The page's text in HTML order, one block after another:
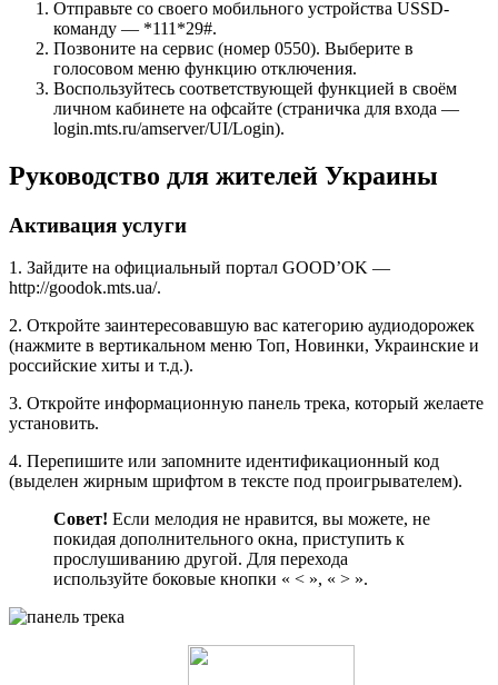
Отправьте со своего мобильного устройства USSD-
команду — *111*29#.
Позвоните на сервис (номер 0550). Выберите в
голосовом меню функцию отключения.
Воспользуйтесь соответствующей функцией в своём
личном кабинете на офсайте (страничка для входа —
login.mts.ru/amserver/UI/Login).
Руководство для жителей Украины
Активация услуги
1. Зайдите на официальный портал GOOD’OK —
http://goodok.mts.ua/.
2. Откройте заинтересовавшую вас категорию аудиодорожек
(нажмите в вертикальном меню Топ, Новинки, Украинские и
российские хиты и т.д.).
3. Откройте информационную панель трека, который желаете
установить.
4. Перепишите или запомните идентификационный код
(выделен жирным шрифтом в тексте под проигрывателем).
Совет! Если мелодия не нравится, вы можете, не
покидая дополнительного окна, приступить к
прослушиванию другой. Для перехода
используйте боковые кнопки « < », « > ».